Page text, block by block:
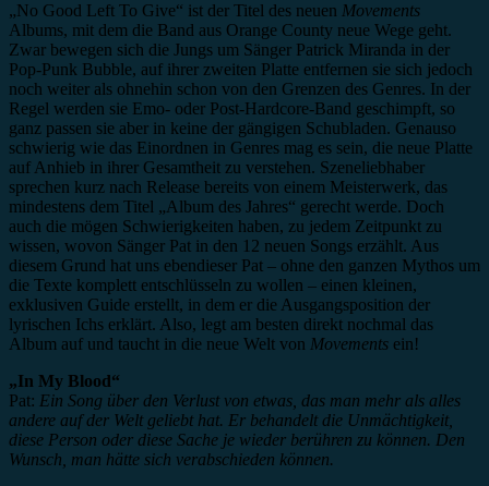
„No Good Left To Give“ ist der Titel des neuen Movements
Albums, mit dem die Band aus Orange County neue Wege geht.
Zwar bewegen sich die Jungs um Sänger Patrick Miranda in der
Pop-Punk Bubble, auf ihrer zweiten Platte entfernen sie sich jedoch
noch weiter als ohnehin schon von den Grenzen des Genres. In der
Regel werden sie Emo- oder Post-Hardcore-Band geschimpft, so
ganz passen sie aber in keine der gängigen Schubladen. Genauso
schwierig wie das Einordnen in Genres mag es sein, die neue Platte
auf Anhieb in ihrer Gesamtheit zu verstehen. Szeneliebhaber
sprechen kurz nach Release bereits von einem Meisterwerk, das
mindestens dem Titel „Album des Jahres“ gerecht werde. Doch
auch die mögen Schwierigkeiten haben, zu jedem Zeitpunkt zu
wissen, wovon Sänger Pat in den 12 neuen Songs erzählt. Aus
diesem Grund hat uns ebendieser Pat – ohne den ganzen Mythos um
die Texte komplett entschlüsseln zu wollen – einen kleinen,
exklusiven Guide erstellt, in dem er die Ausgangsposition der
lyrischen Ichs erklärt. Also, legt am besten direkt nochmal das
Album auf und taucht in die neue Welt von Movements ein!
„In My Blood“
Pat: Ein Song über den Verlust von etwas, das man mehr als alles
andere auf der Welt geliebt hat. Er behandelt die Unmächtigkeit,
diese Person oder diese Sache je wieder berühren zu können. Den
Wunsch, man hätte sich verabschieden können.